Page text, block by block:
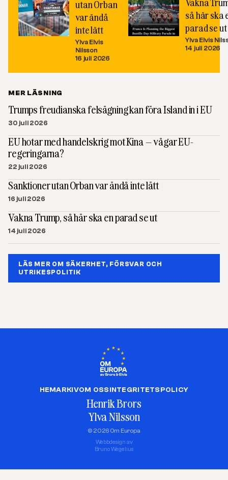
utan Orban
var ändå
inte lätt
Ylva Elvis
Nilsson
16 juli 2026
så här ska
parad se ut
Ylva Elvis
14 juli 2026
MER LÄSNING
Trumps freudianska felsägning kan föra Island in i EU
30 juli 2026
EU hotar med handelskrig mot Kina – vågar EU-
regeringarna?
22 juli 2026
Sanktioner utan Orban var ändå inte lätt
16 juli 2026
Vakna Trump, så här ska en parad se ut
14 juli 2026
LÄS MER OM SÄKERHET, FÖRSVAR OCH
UTRIKESPOLITIK
HEMARKIVOM OSSINTEGRITETSPOLICY
Henrik Brors
Ylva Nilsson
© 2026 Om Europa
Webbdesign av
Bruno Wegelius